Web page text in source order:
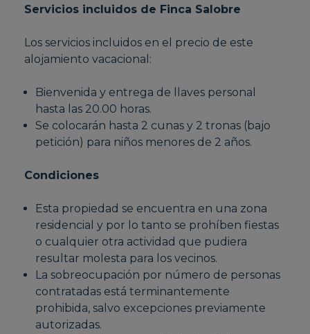
Servicios incluidos de Finca Salobre
Los servicios incluidos en el precio de este
alojamiento vacacional:
Bienvenida y entrega de llaves personal
hasta las 20.00 horas.
Se colocarán hasta 2 cunas y 2 tronas (bajo
petición) para niños menores de 2 años.
Condiciones
Esta propiedad se encuentra en una zona
residencial y por lo tanto se prohíben fiestas
o cualquier otra actividad que pudiera
resultar molesta para los vecinos.
La sobreocupación por número de personas
contratadas está terminantemente
prohibida, salvo excepciones previamente
autorizadas.